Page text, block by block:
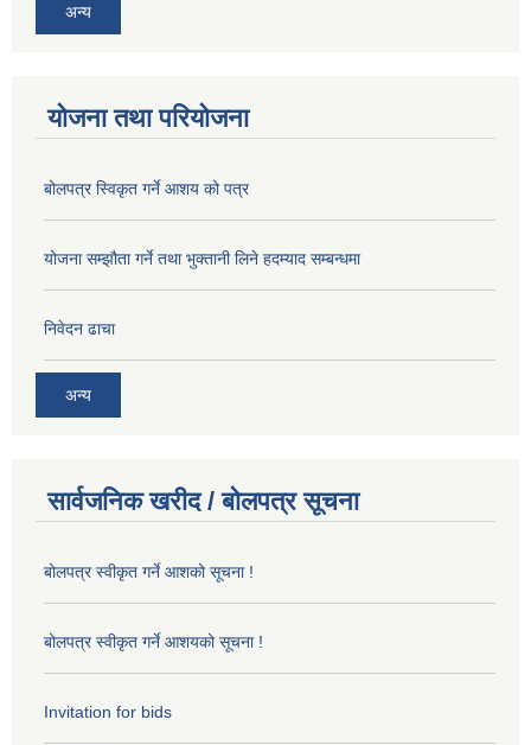
अन्य
योजना तथा परियोजना
बोलपत्र स्विकृत गर्ने आशय को पत्र
योजना सम्झौता गर्ने तथा भुक्तानी लिने हदम्याद सम्बन्धमा
निवेदन ढाचा
अन्य
सार्वजनिक खरीद / बोलपत्र सूचना
बोलपत्र स्वीकृत गर्ने आशको सूचना !
बोलपत्र स्वीकृत गर्ने आशयको सूचना !
Invitation for bids